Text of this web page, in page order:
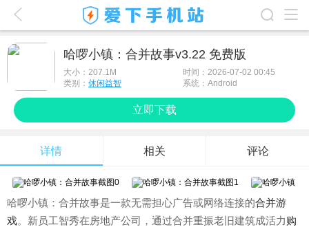
应用排行榜
最新游戏
最新应用
手机使用
游戏攻略
哈啰小镇：合并故事v3.22 免费版
大小： 207.1M
时间：2026-07-02 00:45
类别： 休闲益智 系统：Android
立即下载
详情 相关 评论
哈啰小镇：合并故事是一款无需担心广告或网络连接的合并游
戏。新员工智秀在房地产公司，通过合并重振老旧建筑成活力购